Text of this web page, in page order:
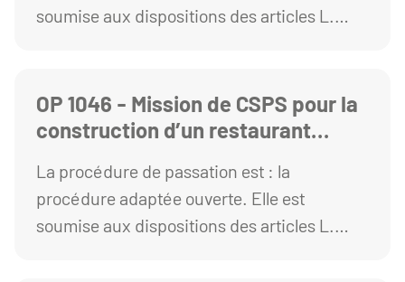
soumise aux dispositions des articles L.
OP 1046 - Mission de CSPS pour la
construction d’un restaurant
l’École Nationale Supérieure
d’Architecture de Clermont-
Ferrand
La procédure de passation est : la
procédure adaptée ouverte. Elle est
soumise aux dispositions des articles L.